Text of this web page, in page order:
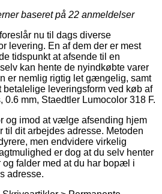
baseret på 22 anmeldelser
nu til dags diverse
levering. En af dem der er mest
tidspunkt at afsende til en
kan hente de nyindkøbte varer
er nemlig rigtig let gængelig, samt
betalelige leveringsform ved køb af
0.6 mm, Staedtler Lumocolor 318 F.
og imod at vælge afsending hjem
til dit arbejdes adresse. Metoden
men endvidere virkelig
er dog at du selv henter
og falder med at du har bopæl i
adresse.